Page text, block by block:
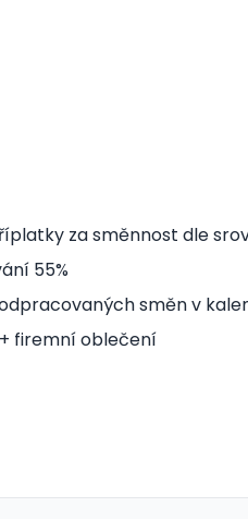
za směnnost dle
55%
odpracovaných směn v
firemní oblečení